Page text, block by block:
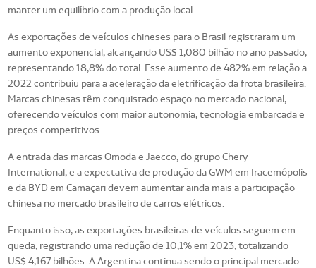
manter um equilíbrio com a produção local.
As exportações de veículos chineses para o Brasil registraram um
aumento exponencial, alcançando US$ 1,080 bilhão no ano passado,
representando 18,8% do total. Esse aumento de 482% em relação a
2022 contribuiu para a aceleração da eletrificação da frota brasileira.
Marcas chinesas têm conquistado espaço no mercado nacional,
oferecendo veículos com maior autonomia, tecnologia embarcada e
preços competitivos.
A entrada das marcas Omoda e Jaecco, do grupo Chery
International, e a expectativa de produção da GWM em Iracemópolis
e da BYD em Camaçari devem aumentar ainda mais a participação
chinesa no mercado brasileiro de carros elétricos.
Enquanto isso, as exportações brasileiras de veículos seguem em
queda, registrando uma redução de 10,1% em 2023, totalizando
US$ 4,167 bilhões. A Argentina continua sendo o principal mercado